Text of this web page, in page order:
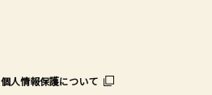
個人情報保護について